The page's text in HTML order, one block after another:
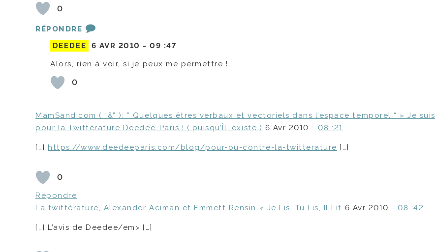
0
RÉPONDRE
DEEDEE
6 AVR 2010 -09 :47
Alors, rien à voir, si je peux me permettre !
0
MamSand.com ( “&” ): ” Quelques êtres verbaux et vectoriels dans l’espace temporel “ » Je suis
pour la Twittérature Deedee-Paris ! ( puisqu’ÎL existe.) 6 Avr 2010 -08 :21
[…] https://www.deedeeparis.com/blog/pour-ou-contre-la-twitterature […]
0
Répondre
La twittérature, Alexander Aciman et Emmett Rensin « Je Lis, Tu Lis, Il Lit 6 Avr 2010 -08 :42
[…] L’avis de Deedee/em> […]